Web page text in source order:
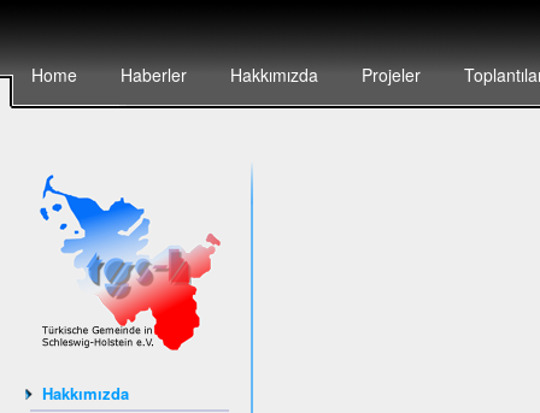
Home Haberler Hakkımızda Projeler
Hakkımızda